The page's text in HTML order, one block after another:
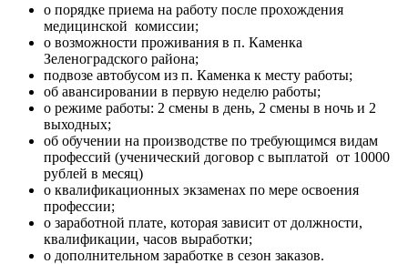
о порядке приема на работу после прохождения
медицинской комиссии;
о возможности проживания в п. Каменка
Зеленоградского района;
подвозе автобусом из п. Каменка к месту работы;
об авансировании в первую неделю работы;
о режиме работы: 2 смены в день, 2 смены в ночь и 2
выходных;
об обучении на производстве по требующимся видам
профессий (ученический договор с выплатой от 10000
рублей в месяц)
о квалификационных экзаменах по мере освоения
профессии;
о заработной плате, которая зависит от должности,
квалификации, часов выработки;
о дополнительном заработке в сезон заказов.